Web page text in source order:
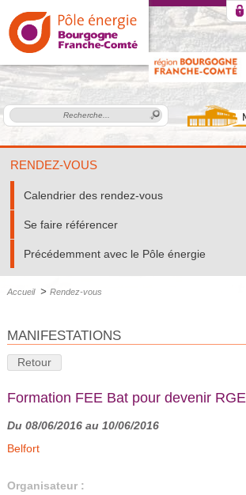
RENDEZ-VOUS
Calendrier des rendez-vous
Se faire référencer
Précédemment avec le Pôle énergie
Accueil > Rendez-vous
MANIFESTATIONS
Retour
Formation FEE Bat pour devenir RGE
Du 08/06/2016 au 10/06/2016
Belfort
Organisateur :